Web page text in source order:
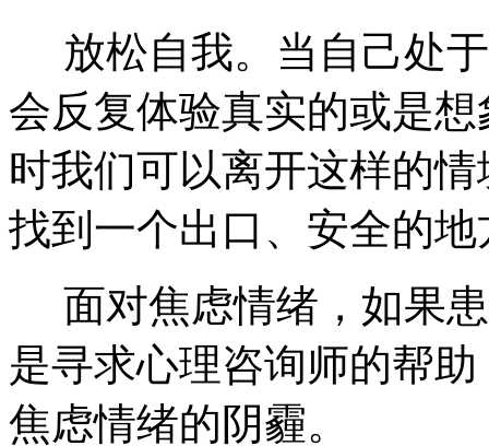
放松自我。当自己处
会反复体验真实的或是
时我们可以离开这样的
找到一个出口、安全的
面对焦虑情绪，如果
是寻求心理咨询师的帮
焦虑情绪的阴霾。